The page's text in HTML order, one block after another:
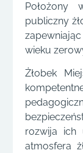
Położony
publiczny
wieku
Żłobek
rozwija ich
atmosfera